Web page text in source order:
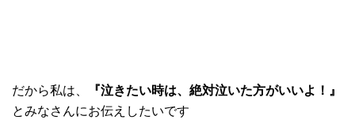
だから私は、
『泣きたい時は、絶対泣いた方がいいよ！』
とみなさんにお伝えしたいです